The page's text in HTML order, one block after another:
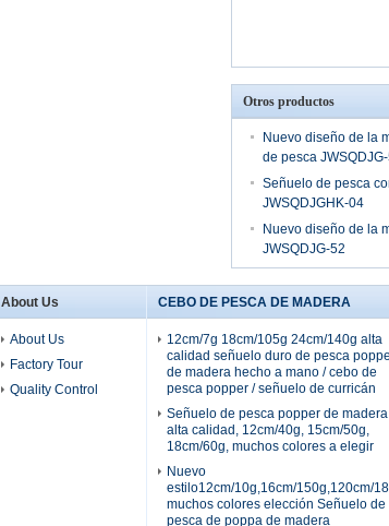
Otros productos
Nuevo diseño de la
de pesca
Señuelo de pesca
JWSQDJGHK-04
Nuevo diseño de la
JWSQDJG-52
About Us
About Us
Factory Tour
Quality Control
CEBO DE PESCA DE MADERA
12cm/7g 18cm/105g 24cm/140g alta
calidad señuelo duro de pesca
de madera hecho a mano / cebo de
pesca popper / señuelo de curricán
Señuelo de pesca popper de
alta calidad, 12cm/40g, 15cm/50g,
18cm/60g, muchos colores a elegir
Nuevo
estilo12cm/10g,16cm/150g,120cm/
muchos colores elección Señuelo de
pesca de poppa de madera